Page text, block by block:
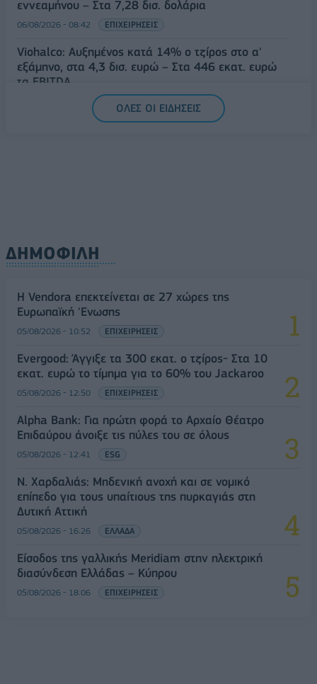
εννεαμήνου – Στα 7,28 δισ. δολάρια
06/08/2026 - 08:42 ΕΠΙΧΕΙΡΗΣΕΙΣ
Viohalco: Αυξημένος κατά 14% ο τζίρος στο α'
εξάμηνο, στα 4,3 δισ. ευρώ – Στα 446 εκατ. ευρώ
τα EBITDA
ΟΛΕΣ ΟΙ ΕΙΔΗΣΕΙΣ
ΔΗΜΟΦΙΛΗ
Η Vendora επεκτείνεται σε 27 χώρες της
Ευρωπαϊκή 'Ενωσης
05/08/2026 - 10:52 ΕΠΙΧΕΙΡΗΣΕΙΣ
Evergood: Άγγιξε τα 300 εκατ. ο τζίρος- Στα 10
εκατ. ευρώ το τίμημα για το 60% του Jackaroo
05/08/2026 - 12:50 ΕΠΙΧΕΙΡΗΣΕΙΣ
Alpha Bank: Για πρώτη φορά το Αρχαίο Θέατρο
Επιδαύρου άνοιξε τις πύλες του σε όλους
05/08/2026 - 12:41 ESG
Ν. Χαρδαλιάς: Μηδενική ανοχή και σε νομικό
επίπεδο για τους υπαίτιους της πυρκαγιάς στη
Δυτική Αττική
05/08/2026 - 16:26 ΕΛΛΑΔΑ
Είσοδος της γαλλικής Meridiam στην ηλεκτρική
διασύνδεση Ελλάδας – Κύπρου
05/08/2026 - 18:06 ΕΠΙΧΕΙΡΗΣΕΙΣ